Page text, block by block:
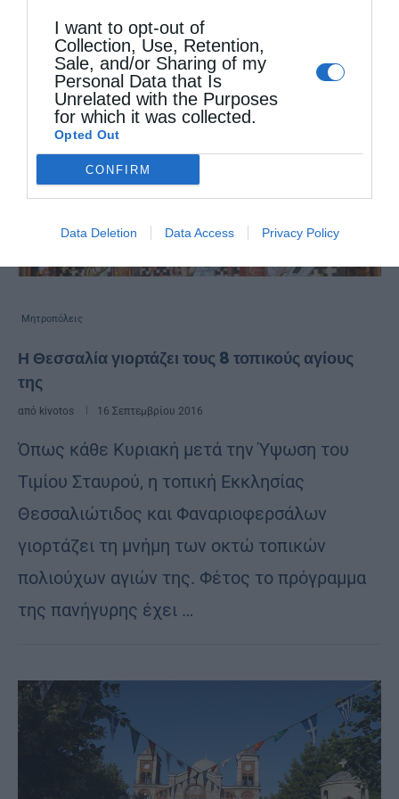
I want to opt-out of
Collection, Use, Retention,
Sale, and/or Sharing of my
Personal Data that Is
Unrelated with the Purposes
for which it was collected.
Opted Out
CONFIRM
Data Deletion Data Access Privacy Policy
Μητροπόλεις
Η Θεσσαλία γιορτάζει τους 8 τοπικούς αγίους
της
από kivotos 16 Σεπτεμβρίου 2016
Όπως κάθε Κυριακή μετά την Ύψωση του
Τιμίου Σταυρού, η τοπική Εκκλησίας
Θεσσαλιώτιδος και Φαναριοφερσάλων
γιορτάζει τη μνήμη των οκτώ τοπικών
πολιούχων αγιών της. Φέτος το πρόγραμμα
της πανήγυρης έχει …